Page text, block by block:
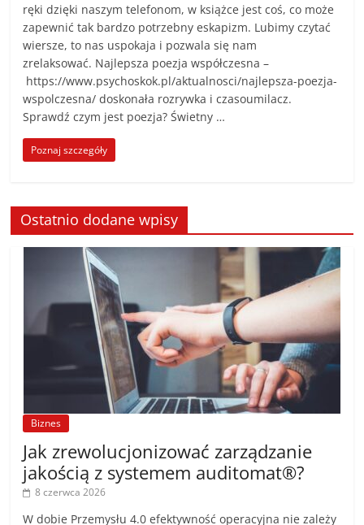
poradniki
na
każdy
temat
ręki dzięki naszym telefonom, w książce jest coś, co może
zapewnić tak bardzo potrzebny eskapizm. Lubimy czytać
wiersze, to nas uspokaja i pozwala się nam
zrelaksować. Najlepsza poezja współczesna –
https://www.psychoskok.pl/aktualnosci/najlepsza-poezja-
wspolczesna/ doskonała rozrywka i czasoumilacz.
Sprawdź czym jest poezja? Świetny …
Poznaj szczegóły
Ostatnio dodane wpisy
Biznes
Jak zrewolucjonizować zarządzanie
jakością z systemem auditomat®?
8 czerwca 2026
W dobie Przemysłu 4.0 efektywność operacyjna nie zależy